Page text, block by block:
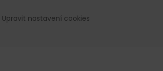
Upravit nastavení cookies